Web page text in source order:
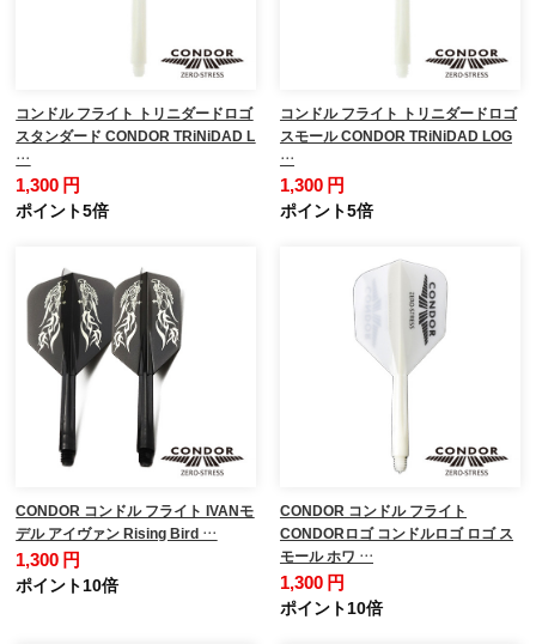
コンドル フライト トリニダードロゴ
スタンダード CONDOR TRiNiDAD L
…
1,300 円
ポイント5倍
コンドル フライト トリニダードロゴ
スモール CONDOR TRiNiDAD LOG
…
1,300 円
ポイント5倍
CONDOR コンドル フライト IVANモ
デル アイヴァン Rising Bird …
1,300 円
ポイント10倍
CONDOR コンドル フライト
CONDORロゴ コンドルロゴ ロゴ ス
モール ホワ …
1,300 円
ポイント10倍